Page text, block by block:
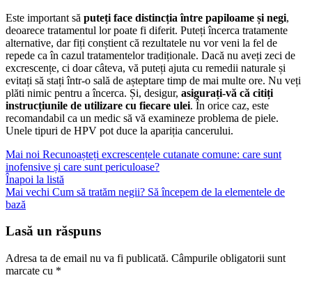
Este important să puteți face distincția între papiloame și negi,
deoarece tratamentul lor poate fi diferit. Puteți încerca tratamente
alternative, dar fiți conștient că rezultatele nu vor veni la fel de
repede ca în cazul tratamentelor tradiționale. Dacă nu aveți zeci de
excrescențe, ci doar câteva, vă puteți ajuta cu remedii naturale și
evitați să stați într-o sală de așteptare timp de mai multe ore. Nu veți
plăti nimic pentru a încerca. Și, desigur, asigurați-vă că citiți
instrucțiunile de utilizare cu fiecare ulei. În orice caz, este
recomandabil ca un medic să vă examineze problema de piele.
Unele tipuri de HPV pot duce la apariția cancerului.
Mai noi Recunoașteți excrescențele cutanate comune: care sunt
inofensive și care sunt periculoase?
Înapoi la listă
Mai vechi Cum să tratăm negii? Să începem de la elementele de
bază
Lasă un răspuns
Adresa ta de email nu va fi publicată. Câmpurile obligatorii sunt
marcate cu *